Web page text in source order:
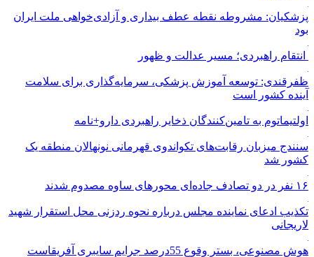
پزشکیان: مشروطه نقطه عطف بیداری و آزادی‌خواهی ملت ایران
بود
انتقام راهبردی؛ مسیر عدالت و ظهور
ظفرقندی: توسعه آموزش پزشکی، سرمایه‌گذاری برای سلامت
آینده کشور است
اولتیماتوم به تامین‌کنندگان ذخایر راهبردی دارو+نامه
سنندج میزبان رقابت‌های تکواندوی قهرمانی نونهالان منطقه یک
کشور شد
۱۶ نفر در دو تصادف جاده‌ای محورهای ساوه مصدوم شدند
تکذیب ادعای نماینده مجلس درباره نحوه ردزنی محل استقرار شهید
لاریجانی
هوش مصنوعی، بستر وقوع 55درصد جرایم سایبری آفریقاست